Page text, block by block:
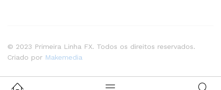
© 2023 Primeira Linha FX. Todos os direitos reservados.
Criado por Makemedia